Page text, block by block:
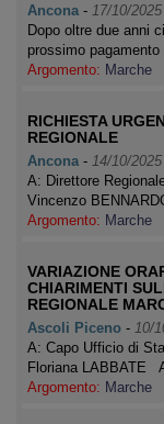
Ancona - 17/10/2025
Dopo oltre due anni
prossimo
Argomento: Marche
RICHIESTA
REGIONALE
Ancona - 14/10/2025
A: Direttore
Vincenzo
Argomento: Marche
VARIAZIONE
CHIARIMENTI
REGIONALE
Ascoli Piceno - 10/
A: Capo Ufficio di
Floriana LABBATE
Argomento: Marche